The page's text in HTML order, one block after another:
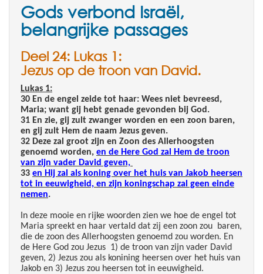
Gods verbond Israël,
belangrijke passages
Deel 24: Lukas 1:
Jezus op de troon van David.
Lukas 1:
30 En de engel zeide tot haar: Wees niet bevreesd,
Maria; want gij hebt genade gevonden bij God.
31 En zie, gij zult zwanger worden en een zoon baren,
en gij zult Hem de naam Jezus geven.
32 Deze zal groot zijn en Zoon des Allerhoogsten
genoemd worden, en de Here God zal Hem de troon
van zijn vader David geven,
33 en Hij zal als koning over het huis van Jakob heersen
tot in eeuwigheid, en zijn koningschap zal geen einde
nemen.
In deze mooie en rijke woorden zien we hoe de engel tot
Maria spreekt en haar vertald dat zij een zoon zou baren,
die de zoon des Allerhoogsten genoemd zou worden. En
de Here God zou Jezus 1) de troon van zijn vader David
geven, 2) Jezus zou als konining heersen over het huis van
Jakob en 3) Jezus zou heersen tot in eeuwigheid.